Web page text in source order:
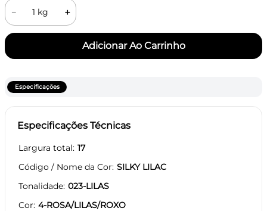
＋
－
Especificações
Especificações Técnicas
Largura total 17
Código / Nome da Cor SILKY LILAC
Tonalidade 023-LILAS
Cor 4-ROSA/LILAS/ROXO